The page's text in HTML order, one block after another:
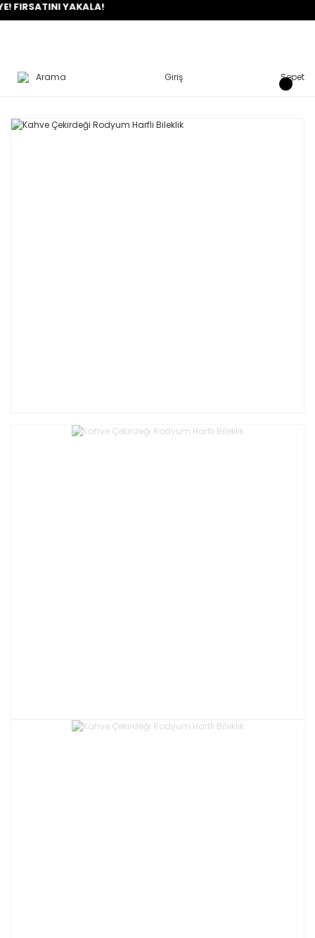
YAKALA!
Arama Giriş Sepet